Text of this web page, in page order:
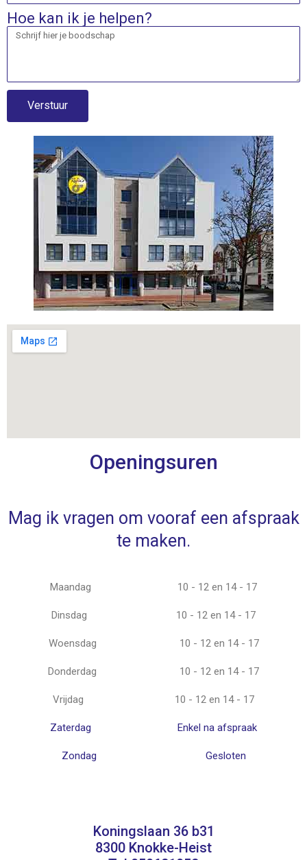
Hoe kan ik je helpen?
Verstuur
Openingsuren
Mag ik vragen om vooraf een afspraak
te maken.
Maandag 10 - 12 en 14 - 17
Dinsdag 10 - 12 en 14 - 17
Woensdag 10 - 12 en 14 - 17
Donderdag 10 - 12 en 14 - 17
Vrijdag 10 - 12 en 14 - 17
Zaterdag Enkel na afspraak
Zondag Gesloten
Koningslaan 36 b31
8300 Knokke-Heist